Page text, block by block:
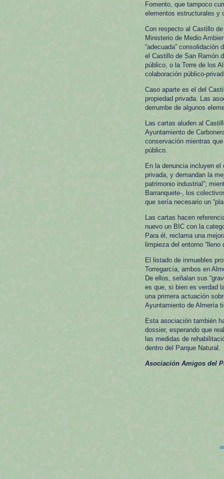
Fomento, que tampoco
elementos estructurales y
Con respecto al Castillo
Ministerio de Medio
“adecuada”
el Castillo de San Ramón
público, o la Torre de los
colaboración público-
Caso aparte es el del
propiedad privada. Las
derrumbe de algunos
Las cartas aluden al
Ayuntamiento de
conservación mientras
público.
En la denuncia incluyen el
privada, y demandan la
patrimonio industrial”;
Barranquete-, los
que sería necesario un
Las cartas hacen
nuevo un BIC con la
Para él, reclama una
limpieza del entorno
El listado de inmuebles
Torregarcía, ambos en
De ellos, señalan sus
es que, si bien es verdad
una primera actuación
Ayuntamiento de Almería
Esta asociación también
dossier, esperando que
las medidas de
dentro del Parque Natural.
Asociación Amigos del